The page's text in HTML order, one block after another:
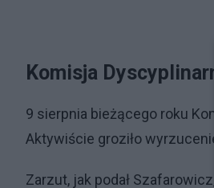
Komisja
9 sierpnia bieżącego roku
Aktywiście groziło
Zarzut, jak podał